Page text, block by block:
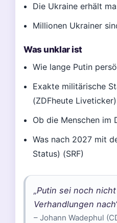
Die Ukraine erhält
Millionen Ukrainer
Was unklar ist
Wie lange Putin
Exakte militärische
(ZDFheute Liveticker)
Ob die Menschen im
Was nach 2027 mit
Status) (SRF)
„Putin sei noch
Verhandlungen
– Johann Wadephul